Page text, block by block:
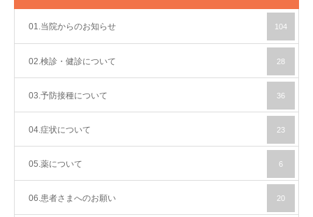
01.当院からのお知らせ 104
02.検診・健診について 28
03.予防接種について 36
04.症状について 23
05.薬について 6
06.患者さまへのお願い 20